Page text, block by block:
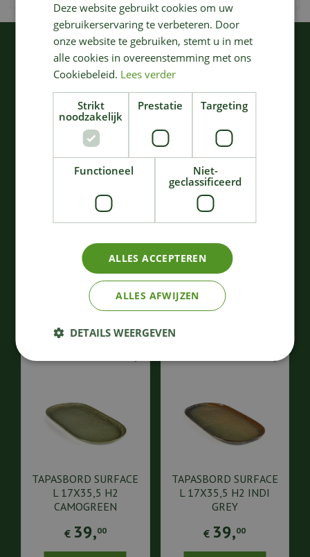
KIJK OOK EENS NAAR:
SCHAAL SURFACE D32
105 00
Bestellen
CONTOUR SNIJPLANK
€ 74,
Bestellen
TAPASBORD SURFACE
L 17X35,5 H2
CAMOGREEN
€ 39,00
TAPASBORD SURFACE
L 17X35,5 H2 INDI
GREY
€ 39,00
Deze website gebruikt cookies om uw
gebruikerservaring te verbeteren. Door
onze website te gebruiken, stemt u in met
alle cookies in overeenstemming met ons
Cookiebeleid. Lees verder
Strikt
noodzakelijk
Prestatie Targeting
Functioneel
Niet-
geclassificeerd
ALLES ACCEPTEREN
ALLES AFWIJZEN
DETAILS WEERGEVEN